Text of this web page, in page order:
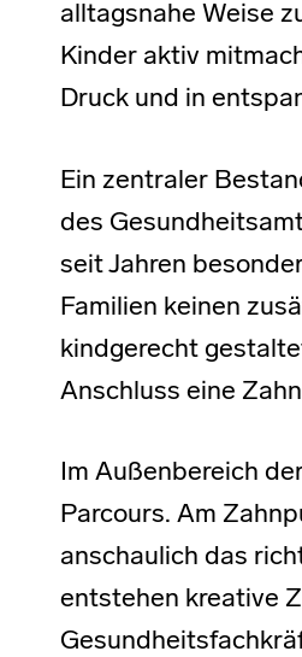
alltagsnahe Weise
Kinder aktiv
Druck und in
Ein zentraler
des
seit Jahren
Familien keinen
kindgerecht
Anschluss eine
Im Außenbereich
Parcours. Am
anschaulich das
entstehen kreative